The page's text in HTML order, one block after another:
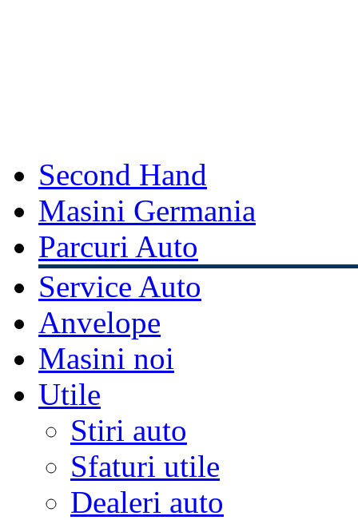
Second Hand
Masini Germania
Parcuri Auto
Service Auto
Anvelope
Masini noi
Utile
Stiri auto
Sfaturi utile
Dealeri auto